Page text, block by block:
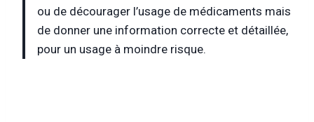
ou de décourager l’usage de médicaments mais
de donner une information correcte et détaillée,
pour un usage à moindre risque.